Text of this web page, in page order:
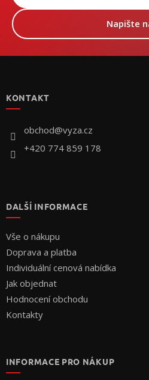
Napište
KONTAKT
obchod@vyza.cz
+420 774 859 178
DALŠÍ INFORMACE
Vše o nákupu
Doprava a platba
Individuální cenová nabídka
Jak objednat
Hodnocení obchodu
Kontakty
INFORMACE PRO NÁKUP